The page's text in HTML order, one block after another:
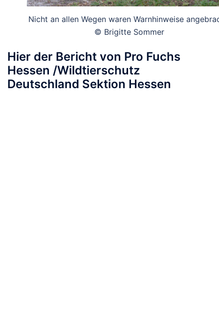
Nicht an allen Wegen waren Warnhinweise
© Brigitte Sommer
Hier der Bericht von Pro Fuchs
Hessen /Wildtierschutz
Deutschland Sektion Hessen